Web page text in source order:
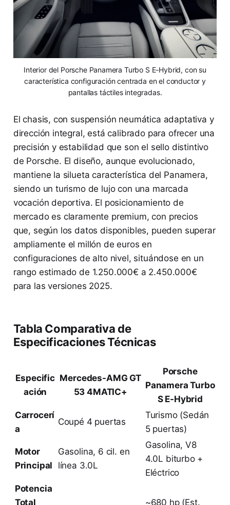
Interior del Porsche Panamera Turbo S E-Hybrid, con su
característica configuración centrada en el conductor y
pantallas táctiles integradas.
El chasis, con suspensión neumática adaptativa y
dirección integral, está calibrado para ofrecer una
precisión y estabilidad que son el sello distintivo
de Porsche. El diseño, aunque evolucionado,
mantiene la silueta característica del Panamera,
siendo un turismo de lujo con una marcada
vocación deportiva. El posicionamiento de
mercado es claramente premium, con precios
que, según los datos disponibles, pueden superar
ampliamente el millón de euros en
configuraciones de alto nivel, situándose en un
rango estimado de 1.250.000€ a 2.450.000€
para las versiones 2025.
Tabla Comparativa de
Especificaciones Técnicas
Especific
ación
Mercedes-AMG GT
53 4MATIC+
Porsche
Panamera Turbo
S E-Hybrid
Carrocerí
a
Coupé 4 puertas
Turismo (Sedán
5 puertas)
Motor
Principal
Gasolina, 6 cil. en
línea 3.0L
Gasolina, V8
4.0L biturbo +
Eléctrico
Potencia
Total
~680 hp (Est.